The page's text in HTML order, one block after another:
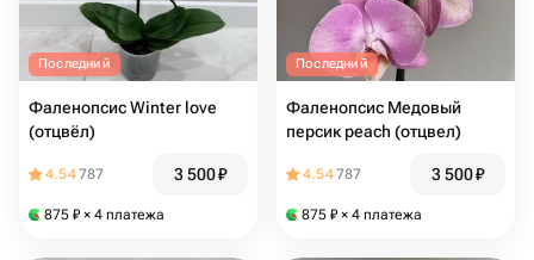
Последний
Фаленопсис Winter love
(отцвёл)
4.54787 3 500₽
875 ₽ × 4 платежа
Последний
Фаленопсис Медовый
персик peach (отцвел)
4.54787 3 500₽
875 ₽ × 4 платежа